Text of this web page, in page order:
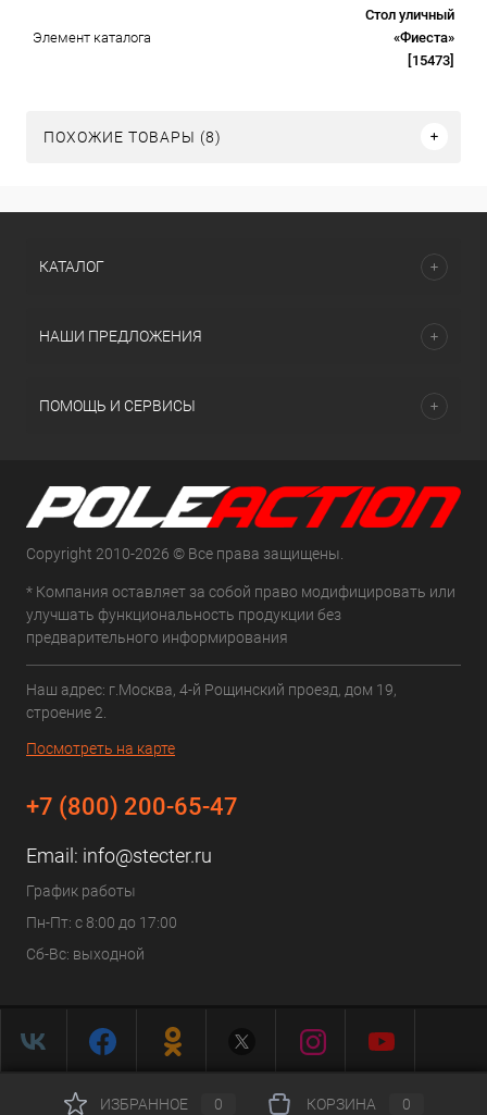
Элемент каталога
Стол уличный
«Фиеста»
[15473]
ПОХОЖИЕ ТОВАРЫ (8)
КАТАЛОГ
НАШИ ПРЕДЛОЖЕНИЯ
ПОМОЩЬ И СЕРВИСЫ
Copyright 2010-2026 © Все права защищены.
* Компания оставляет за собой право модифицировать или
улучшать функциональность продукции без
предварительного информирования
Наш адрес: г.Москва, 4-й Рощинский проезд, дом 19,
строение 2.
Посмотреть на карте
+7 (800) 200-65-47
Email: info@stecter.ru
График работы
Пн-Пт: с 8:00 до 17:00
Сб-Вс: выходной
ИЗБРАННОЕ 0 КОРЗИНА 0